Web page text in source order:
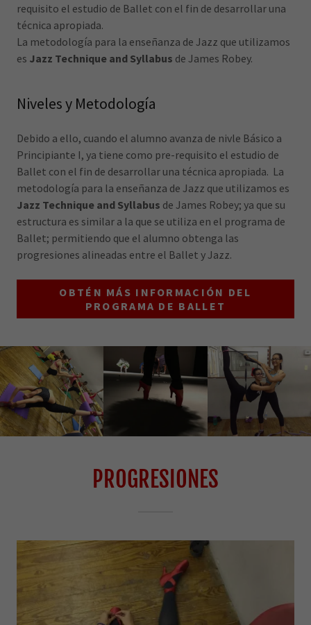
requisito el estudio de Ballet con el fin de desarrollar una
técnica apropiada.
La metodología para la enseñanza de Jazz que utilizamos
es Jazz Technique and Syllabus de James Robey.
Niveles y Metodología
Debido a ello, cuando el alumno avanza de nivle Básico a
Principiante I, ya tiene como pre-requisito el estudio de
Ballet con el fin de desarrollar una técnica apropiada. La
metodología para la enseñanza de Jazz que utilizamos es
Jazz Technique and Syllabus de James Robey; ya que su
estructura es similar a la que se utiliza en el programa de
Ballet; permitiendo que el alumno obtenga las
progresiones alineadas entre el Ballet y Jazz.
OBTÉN MÁS INFORMACIÓN DEL
PROGRAMA DE BALLET
PROGRESIONES